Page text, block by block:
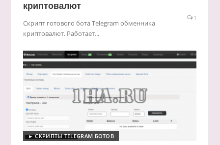
криптовалют
1
Скрипт готового бота Telegram обменника
криптовалют. Работает...
► СКРИПТЫ TELEGRAM БОТОВ